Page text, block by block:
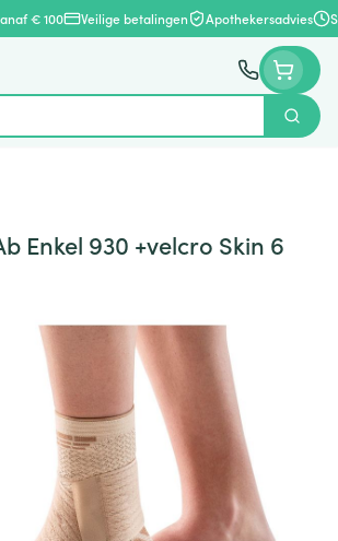
€ 100 Veilige betalingen Apothekersadvies
Zoek
Enkel 930 +velcro Skin 6